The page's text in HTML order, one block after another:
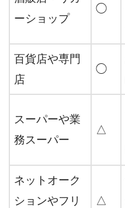
ーショップ
◯
百貨店や専門
店
◯
スーパーや業
務スーパー
△
ネットオーク
ションやフリ
△